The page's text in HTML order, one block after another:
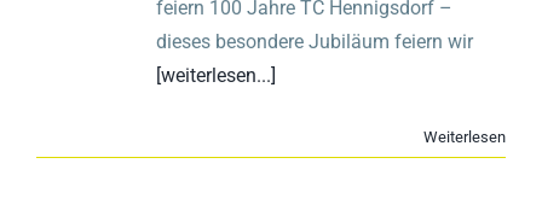
feiern 100 Jahre TC Hennigsdorf –
dieses besondere Jubiläum feiern wir
[weiterlesen...]
Weiterlesen